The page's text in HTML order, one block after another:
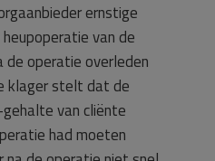
ernstige
van de
de operatie overleden
klager stelt dat de
van cliënte
had moeten